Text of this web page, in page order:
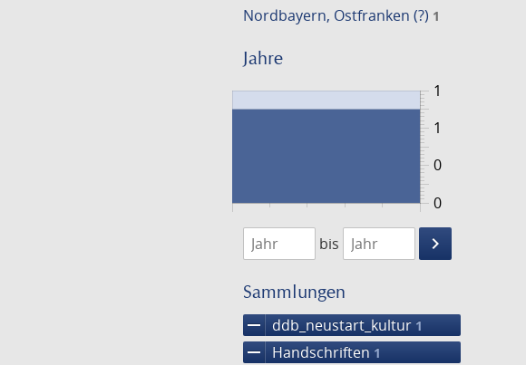
Nordbayern, Ostfranken (?) 1
Jahre
0
1
0
1
1474
1475
bis
keyboard_arrow_right
Suche
Sammlungen
remove ddb_neustart_kultur 1
remove Handschriften 1